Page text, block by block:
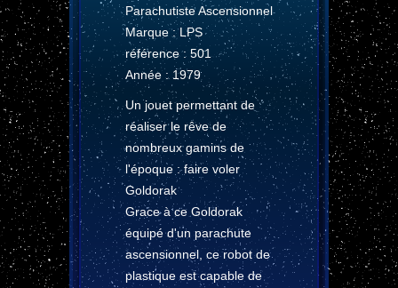
Parachutiste Ascensionnel
Marque : LPS
référence : 501
Année : 1979
Un jouet permettant de
réaliser le rêve de
nombreux gamins de
l'époque : faire voler
Goldorak
Grace à ce Goldorak
équipé d'un parachute
ascensionnel, ce robot de
plastique est capable de